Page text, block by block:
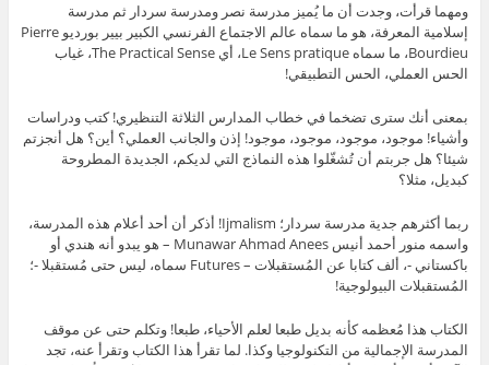
ومهما قرأت، وجدت أن ما يُميز مدرسة نصر ومدرسة سردار ثم مدرسة
إسلامية المعرفة، هو ما سماه عالم الاجتماع الفرنسي الكبير بيير بورديو Pierre
Bourdieu، ما سماه Le Sens pratique، أي The Practical Sense، غياب
الحس العملي، الحس التطبيقي!
بمعنى أنك سترى تضخما في خطاب المدارس الثلاثة التنظيري! كتب ودراسات
وأشياء! موجود، موجود، موجود، موجود! إذن والجانب العملي؟ أين؟ هل أنجزتم
شيئا؟ هل جربتم أن تُشغّلوا هذه النماذج التي لديكم، الجديدة المطروحة
كبديل، مثلا؟
ربما أكثرهم جدية مدرسة سردار؛ Ijmalism! أذكر أن أحد أعلام هذه المدرسة،
واسمه منور أحمد أنيس Munawar Ahmad Anees – هو يبدو أنه هندي أو
باكستاني -، ألف كتابا عن المُستقبلات – Futures سماه، ليس حتى مُستقبلا -؛
المُستقبلات البيولوجية!
الكتاب هذا مُعظمه كأنه بديل طبعا لعلم الأحياء، طبعا! وتكلم حتى عن موقف
المدرسة الإجمالية من التكنولوجيا وكذا. لما تقرأ هذا الكتاب وتقرأ عنه، تجد